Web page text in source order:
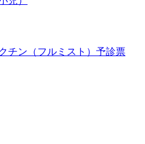
チン（フルミスト）予診票